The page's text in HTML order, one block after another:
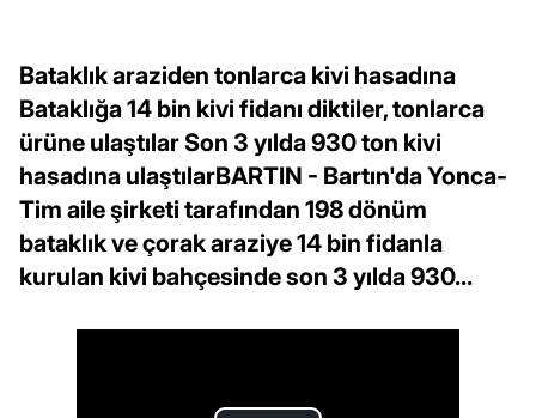
Bataklık araziden tonlarca kivi hasadına
Bataklığa 14 bin kivi fidanı diktiler, tonlarca
ürüne ulaştılar Son 3 yılda 930 ton kivi
hasadına ulaştılarBARTIN - Bartın'da Yonca-
Tim aile şirketi tarafından 198 dönüm
bataklık ve çorak araziye 14 bin fidanla
kurulan kivi bahçesinde son 3 yılda 930...